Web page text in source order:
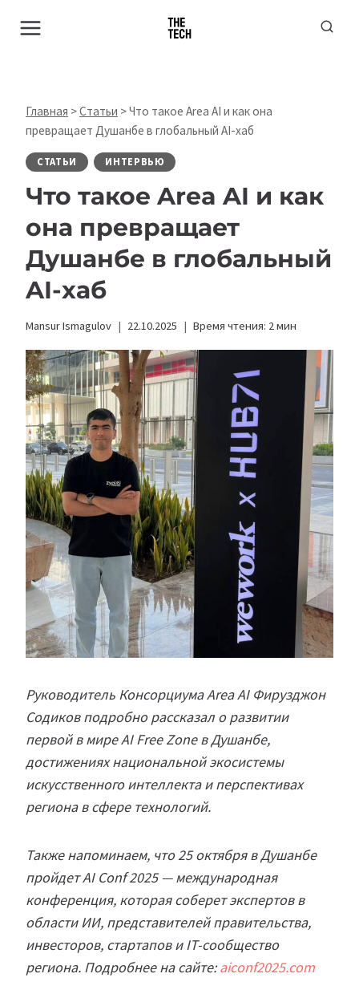
Главная >Статьи >Что такое Area AI и как она
превращает Душанбе в глобальный AI-хаб
СТАТЬИ ИНТЕРВЬЮ
Что такое Area AI и как
она превращает
Душанбе в глобальный
AI-хаб
Mansur Ismagulov 22.10.2025 Время чтения: 2мин
Руководитель Консорциума Area AI Фирузджон
Содиков подробно рассказал о развитии
первой в мире AI Free Zone в Душанбе,
достижениях национальной экосистемы
искусственного интеллекта и перспективах
региона в сфере технологий.
Также напоминаем, что 25 октября в Душанбе
пройдет AI Conf 2025 — международная
конференция, которая соберет экспертов в
области ИИ, представителей правительства,
инвесторов, стартапов и IT-сообщество
региона. Подробнее на сайте:aiconf2025.com